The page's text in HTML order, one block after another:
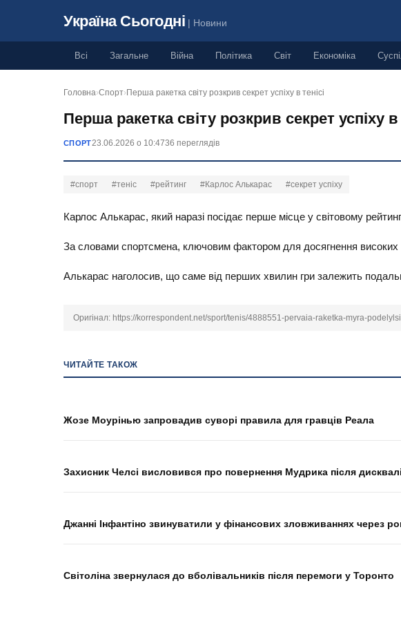
Україна Сьогодні | Новини
Всі Загальне Війна Політика Світ Економіка
Головна›Спорт› Перша ракетка світу розкрив секрет успіху в тенісі
Перша ракетка світу розкрив секрет успіху в
СПОРТ23.06.2026 о 10:4736 переглядів
#спорт #теніс #рейтинг #Карлос Алькарас #секрет успіху
Карлос Алькарас, який наразі посідає перше місце у світовому
За словами спортсмена, ключовим фактором для досягнення високих
Алькарас наголосив, що саме від перших хвилин гри залежить
Оригінал: https://korrespondent.net/sport/tenis/4888551-pervaia-raketka-myra-
ЧИТАЙТЕ ТАКОЖ
Жозе Моурінью запровадив суворі правила для гравців Реала
Захисник Челсі висловився про повернення Мудрика після
Джанні Інфантіно звинуватили у фінансових зловживаннях через
Світоліна звернулася до вболівальників після перемоги у Торонто